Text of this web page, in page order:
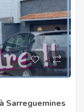
Sarreguemines